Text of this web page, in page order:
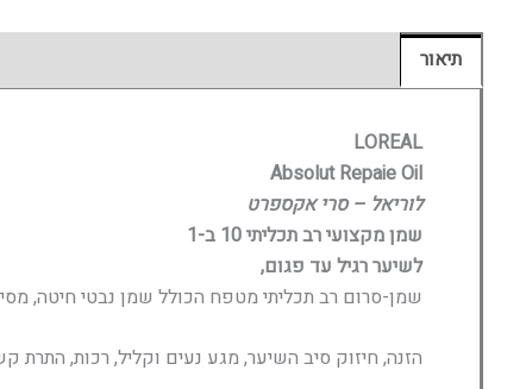
תיאור
LOREAL
Absolut Repaie Oil
לוריאל – סרי אקספרט
שמן מקצועי רב תכליתי 10 ב-1
לשיער רגיל עד פגום,
שמן-סרום רב תכליתי מטפח הכולל שמן נבטי חיטה,
הזנה, חיזוק סיב השיער, מגע נעים וקליל, רכות,